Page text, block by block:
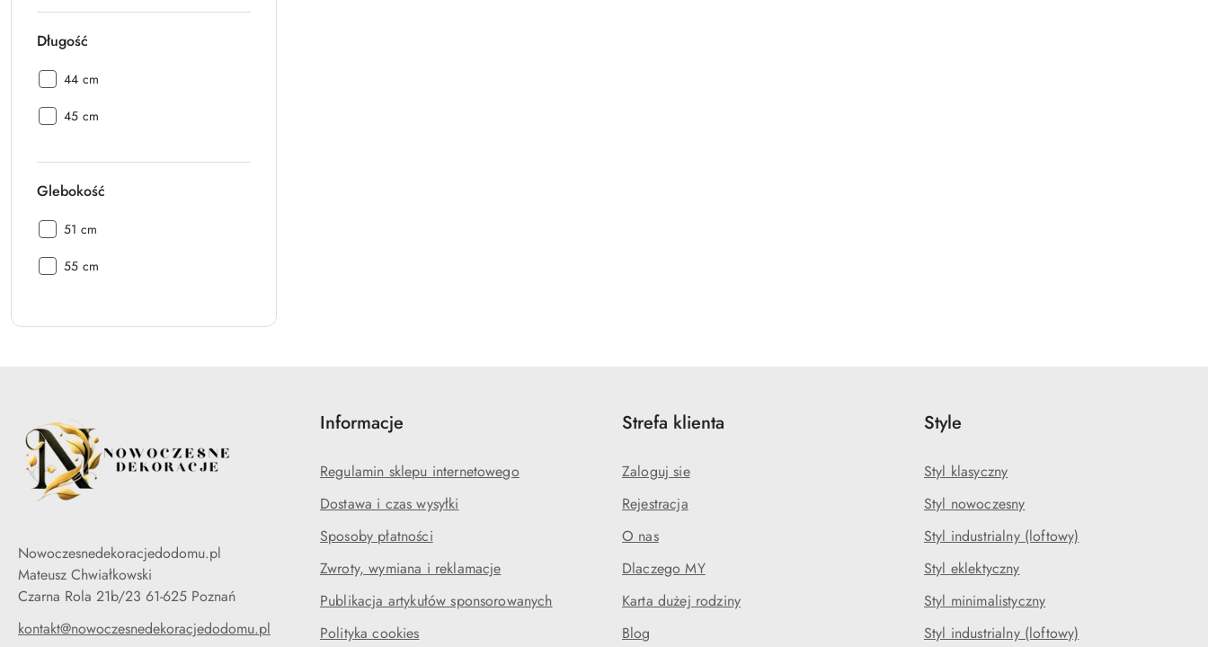
Długość
Długość:
44 cm
Długość:
45 cm
Glebokość
Glebokość:
51 cm
Glebokość:
55 cm
Nowoczesnedekoracjedodomu.pl
Mateusz Chwiałkowski
Czarna Rola 21b/23 61-625 Poznań
kontakt@nowoczesnedekoracjedodomu.pl
Informacje
Regulamin sklepu internetowego
Dostawa i czas wysyłki
Sposoby płatności
Zwroty, wymiana i reklamacje
Publikacja artykułów sponsorowanych
Polityka cookies
Strefa klienta
Zaloguj sie
Rejestracja
O nas
Dlaczego MY
Karta dużej rodziny
Blog
Style
Styl klasyczny
Styl nowoczesny
Styl industrialny (loftowy)
Styl eklektyczny
Styl minimalistyczny
Styl industrialny (loftowy)